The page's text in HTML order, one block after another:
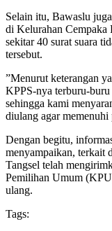
Selain itu, Bawaslu
di Kelurahan Cempaka
sekitar 40 surat suara
tersebut.
”Menurut keterangan
KPPS-nya terburu-buru
sehingga kami
diulang agar memenuhi
Dengan begitu,
menyampaikan, terkait
Tangsel telah
Pemilihan Umum
ulang.
Tags: